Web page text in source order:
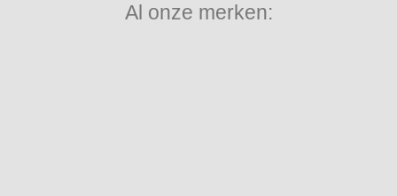
Al onze merken: